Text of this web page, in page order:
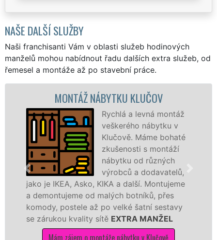
NAŠE DALŠÍ SLUŽBY
Naši franchisanti Vám v oblasti služeb hodinových
manželů mohou nabídnout řadu dalších extra služeb, od
řemesel a montáže až po stavební práce.
MONTÁŽ NÁBYTKU KLUČOV
Rychlá a levná montáž
veškerého nábytku v
Klučově. Máme bohaté
zkušenosti s montáží
nábytku od různých
výrobců a dodavatelů,
jako je IKEA, Asko, KIKA a další. Montujeme
a demontujeme od malých botníků, přes
komody, postele až po velké šatní sestavy
se zárukou kvality sítě EXTRA MANŽEL
Mám zájem o montáže nábytku v Klučově